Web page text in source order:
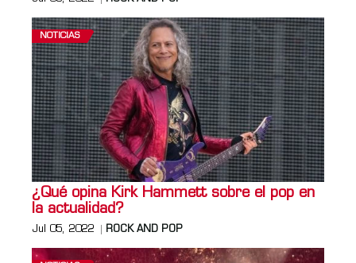
NOTICIAS
¿Qué opina Kirk Hammett sobre el pop en
la actualidad?
Jul 05, 2022 ROCK AND POP